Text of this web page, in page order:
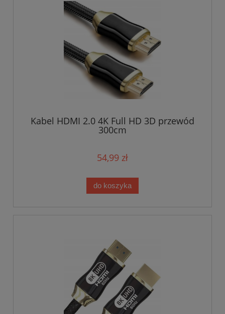
Kabel HDMI 2.0 4K Full HD 3D przewód
300cm
54,99 zł
do koszyka